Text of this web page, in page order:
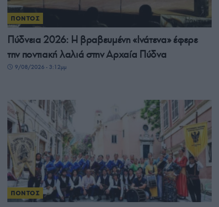
ΠΟΝΤΟΣ
Πύδνεια 2026: Η βραβευμένη «Ινάτενα» έφερε
την ποντιακή λαλιά στην Αρχαία Πύδνα
9/08/2026 - 3:12μμ
ΠΟΝΤΟΣ